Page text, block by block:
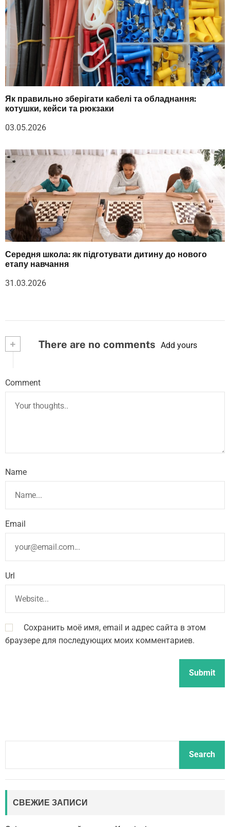
Як правильно зберігати кабелі та обладнання:
котушки, кейси та рюкзаки
03.05.2026
Середня школа: як підготувати дитину до нового
етапу навчання
31.03.2026
+ There are no comments Add yours
Comment
Name
Email
Url
Сохранить моё имя, email и адрес сайта в этом
браузере для последующих моих комментариев.
a
Search
СВЕЖИЕ ЗАПИСИ